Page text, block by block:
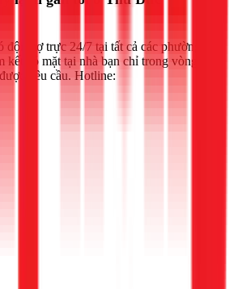
đội thợ trực 24/7 tại tất cả các phường
có mặt tại nhà bạn chỉ trong vòng
yêu cầu. Hotline: